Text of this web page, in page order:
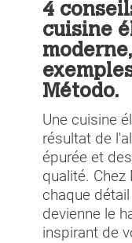
4
cuisine
Método.
Une cuisine
résultat de
épurée et
qualité.
chaque
devienne le
inspirant de